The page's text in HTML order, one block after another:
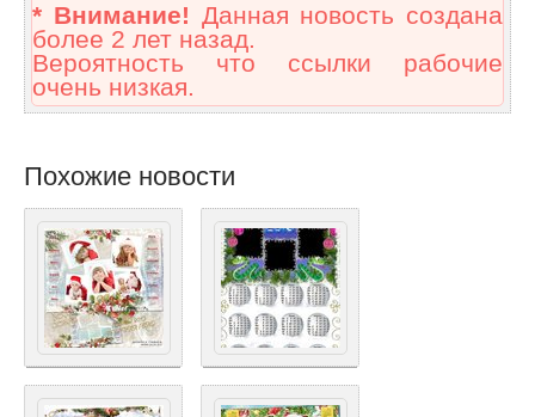
* Внимание! Данная новость создана
более 2 лет назад.
Вероятность что ссылки рабочие
очень низкая.
Похожие новости